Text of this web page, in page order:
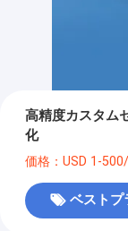
高精度カスタム
化
価格：USD 1-
ベストプ